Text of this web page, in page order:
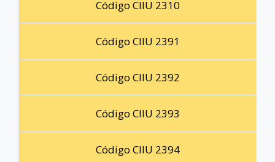
Código CIIU 2310
Código CIIU 2391
Código CIIU 2392
Código CIIU 2393
Código CIIU 2394